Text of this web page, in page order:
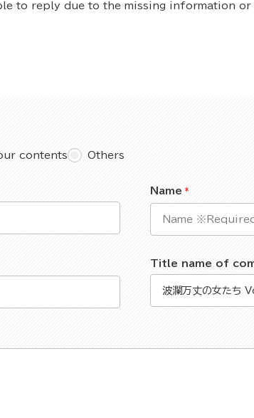
to reply due to the missing information
contents Others
Name
Title name of